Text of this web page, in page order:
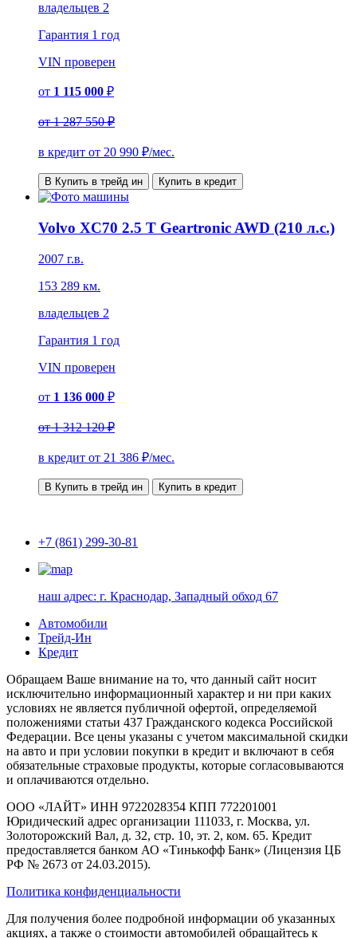
владельцев 2
Гарантия 1 год
VIN проверен
от 1 115 000 ₽
от1 287 550 ₽
в кредит от 20 990 ₽/мес.
В Купить в трейд ин Купить в кредит
Volvo XC70 2.5 T Geartronic AWD (210 л.с.)
2007 г.в.
153 289 км.
владельцев 2
Гарантия 1 год
VIN проверен
от 1 136 000 ₽
от1 312 120 ₽
в кредит от 21 386 ₽/мес.
В Купить в трейд ин Купить в кредит
+7 (861) 299-30-81
наш адрес: г. Краснодар, Западный обход 67
Автомобили
Трейд-Ин
Кредит
Обращаем Ваше внимание на то, что данный сайт носит
исключительно информационный характер и ни при каких
условиях не является публичной офертой, определяемой
положениями статьи 437 Гражданского кодекса Российской
Федерации. Все цены указаны с учетом максимальной скидки
на авто и при условии покупки в кредит и включают в себя
обязательные страховые продукты, которые согласовываются
и оплачиваются отдельно.
ООО «ЛАЙТ» ИНН 9722028354 КПП 772201001
Юридический адрес организации 111033, г. Москва, ул.
Золоторожский Вал, д. 32, стр. 10, эт. 2, ком. 65. Кредит
предоставляется банком АО «Тинькофф Банк» (Лицензия ЦБ
РФ № 2673 от 24.03.2015).
Политика конфиденциальности
Для получения более подробной информации об указанных
акциях, а также о стоимости автомобилей обращайтесь к